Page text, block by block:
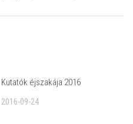
Kutatók éjszakája 2016
2016-09-24